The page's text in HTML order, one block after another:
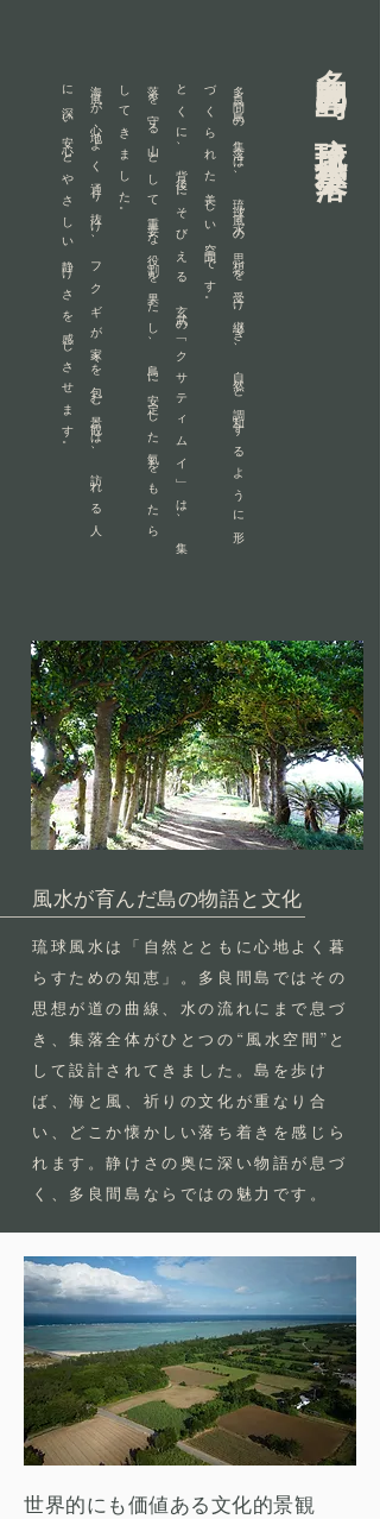
多
良
間
島
の
集
落
は
、
琉
球
風
水
の
思
想
を
受
け
継
ぎ
、
自
然
と
調
和
す
る
よ
う
に
形
づ
く
ら
れ
た
美
し
い
空
間
で
す
。
と
く
に
、
背
後
に
そ
び
え
る
玄
武
の
「
ク
サ
テ
ィ
ム
イ
」
は
、
集
落
を
守
る
山
と
し
て
重
要
な
役
割
を
果
た
し
、
島
に
安
定
し
た
氣
を
も
た
ら
し
て
き
ま
し
た
。
海
風
が
心
地
よ
く
通
り
抜
け
、
フ
ク
ギ
が
家
々
を
包
む
景
観
は
、
訪
れ
る
人
に
深
い
安
心
と
や
さ
し
い
静
け
さ
を
感
じ
さ
せ
ま
す
。 多良間島の琉球風水集落
風水が育んだ島の物語と文化
琉球風水は「自然とともに心地よく暮
らすための知恵」。多良間島ではその
思想が道の曲線、水の流れにまで息づ
き、集落全体がひとつの“風水空間”と
して設計されてきました。島を歩け
ば、海と風、祈りの文化が重なり合
い、どこか懐かしい落ち着きを感じら
れます。静けさの奥に深い物語が息づ
く、多良間島ならではの魅力です。
世界的にも価値ある文化的景観